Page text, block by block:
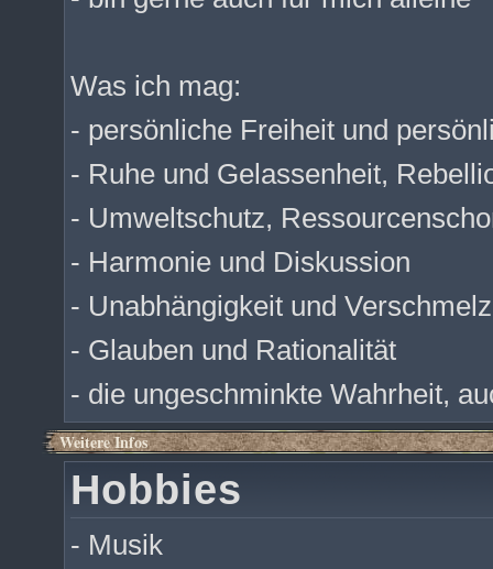
Was ich mag:
- persönliche Freiheit und
- Ruhe und Gelassenheit,
- Umweltschutz,
- Harmonie und Diskussion
- Unabhängigkeit und
- Glauben und Rationalität
- die ungeschminkte Wahrheit,
Weitere Infos
Hobbies
- Musik